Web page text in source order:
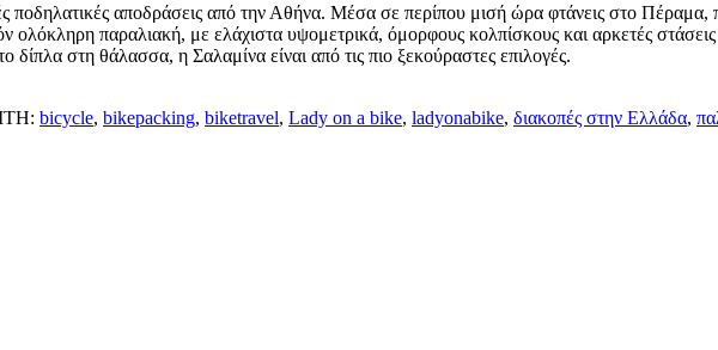
ποδηλατικές αποδράσεις από την Αθήνα. Μέσα σε περίπου μισή ώρα φτάνεις στο Πέραμα,
ολόκληρη παραλιακή, με ελάχιστα υψομετρικά, όμορφους κολπίσκους και αρκετές
στη θάλασσα, η Σαλαμίνα είναι από τις πιο ξεκούραστες επιλογές.
bicycle, bikepacking, biketravel, Lady on a bike, ladyonabike, διακοπές στην Ελλάδα,